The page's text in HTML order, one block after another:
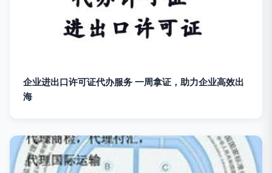
企业进出口许可证代办服务 一周拿证，助力企业高效出
海